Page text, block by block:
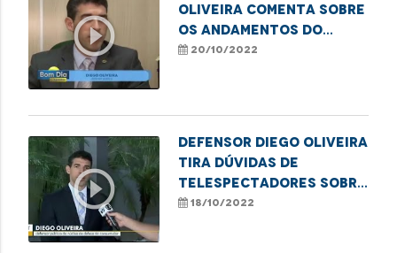
play_circle_outline
Oliveira comenta sobre
os andamentos do
processo contra a Vivo
20/10/2022
play_circle_outline
Defensor Diego Oliveira
tira dúvidas de
telespectadores sobre
direito do consumidor
18/10/2022